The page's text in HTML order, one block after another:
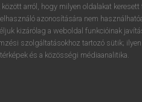
arról, hogy milyen oldalakat keresett
azonosítására nem
kizárólag a weboldal funkcióinak
szolgáltatásokhoz tartozó sütik;
és a közösségi médiaanalitika.
h j k l é
v b n m , .